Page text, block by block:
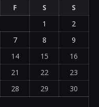
F S
S
1
2
7 8
9
14 15
16
21 22
23
28 29
30